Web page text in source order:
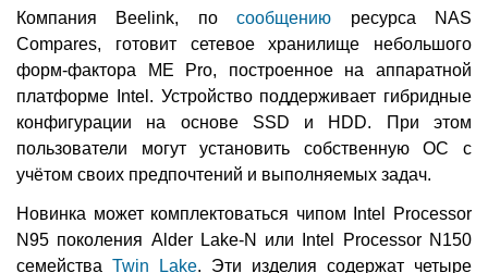
Компания Beelink, посообщению ресурса NAS
Compares, готовит сетевое хранилище небольшого
форм-фактора ME Pro, построенное на аппаратной
платформе Intel. Устройство поддерживает гибридные
конфигурации на основе SSD и HDD. При этом
пользователи могут установить собственную ОС с
учётом своих предпочтений и выполняемых задач.
Новинка может комплектоваться чипом Intel Processor
N95 поколения Alder Lake-N или Intel Processor N150
семейства Twin Lake. Эти изделия содержат четыре